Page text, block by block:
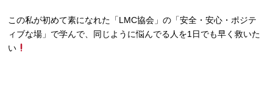
この私が初めて素になれた「LMC協会」の「安全・安心・ポジテ
ィブな場」で学んで、同じように悩んでる人を1日でも早く救いた
い